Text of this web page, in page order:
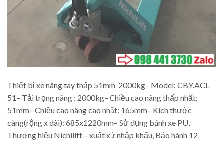
Thiết bị xe nâng tay thấp 51mm-2000kg– Model: CBY.ACL-
51– Tải trọng nâng : 2000kg– Chiều cao nâng thấp nhất:
51mm– Chiều cao nâng cao nhất: 165mm– Kích thước
càng(rộng x dài): 685x1220mm– Sử dụng bánh xe PU,
Thương hiệu Nichilift – xuất xứ nhập khẩu, Bảo hành 12